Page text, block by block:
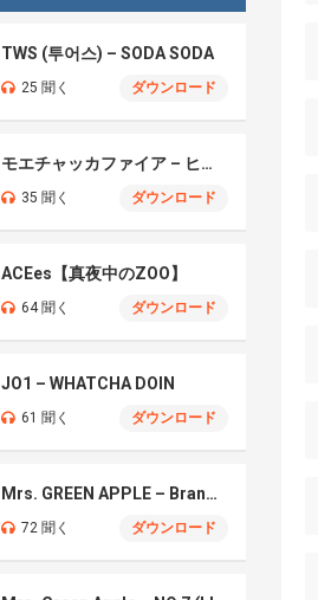
TWS (투어스) – SODA SODA
25 聞く ダウンロード
モエチャッカファイア – ヒューゴ、狛野真斗、ライト、セヴェリアン (Cover )
35 聞く ダウンロード
ACEes【真夜中のZOO】
64 聞く ダウンロード
JO1 – WHATCHA DOIN
61 聞く ダウンロード
Mrs. GREEN APPLE – Brand New
72 聞く ダウンロード